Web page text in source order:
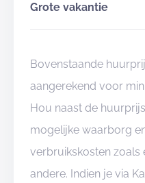
Grote vakantie
Bovenstaande
aangerekend voor
Hou naast de
mogelijke waarborg
verbruikskosten zoals
andere. Indien je via